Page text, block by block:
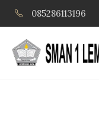
085286113196